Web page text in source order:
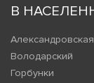
В
Александровская
Володарский
Горбунки